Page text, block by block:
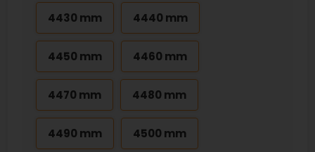
4430 mm 4440 mm
4450 mm 4460 mm
4470 mm 4480 mm
4490 mm 4500 mm